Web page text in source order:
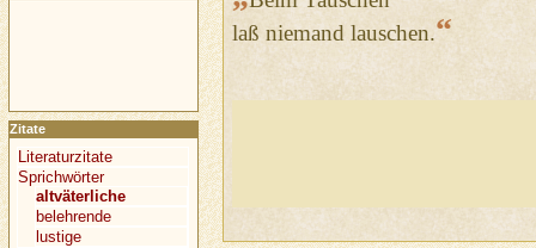
laß niemand lauschen.“
Zitate
Literaturzitate
Sprichwörter
altväterliche
belehrende
lustige